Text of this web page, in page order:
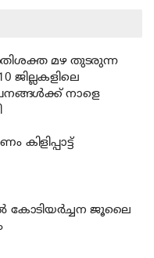
മഴ തുടരുന്ന
ജില്ലകളിലെ
നാളെ
കിളിപ്പാട്ട്
കോടിയര്‍ച്ചന ജൂലൈ